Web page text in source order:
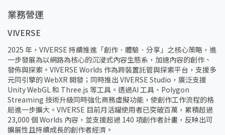
業務營運
VIVERSE
2025 年，VIVERSE 持續推進「創作．體驗．分享」之核心策略，進
一步發展為以網路為核心的沉浸式內容生態系，加速內容的創作、
發佈與探索。VIVERSE Worlds 作為跨裝置託管與探索平台，支援多
元同引擎的 WebXR 開發；同時推出 VIVERSE Studio，廣泛支援
Unity WebGL 和 Three.js 等工具。透過AI 工具、Polygon
Streaming 技術升級同時強化商務虛擬功能，使創作工作流程的格
局進一步擴大。VIVERSE 目前月活躍使用者已突破百萬，累積超過
23,000 個 Worlds 內容，並支援超過 140 項創作者計畫，反映出可
擴展性且持續成長的創作者經濟。